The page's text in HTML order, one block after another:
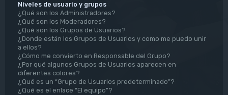
Niveles de usuario y grupos
¿Qué son los Administradores?
¿Qué son los Moderadores?
¿Qué son los Grupos de Usuarios?
¿Donde están los Grupos de Usuarios y como me puedo unir
a ellos?
¿Cómo me convierto en Responsable del Grupo?
¿Por qué algunos Grupos de Usuarios aparecen en
diferentes colores?
¿Qué es un “Grupo de Usuarios predeterminado”?
¿Qué es el enlace “El equipo”?